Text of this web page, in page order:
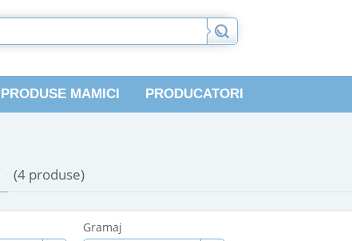
PRODUSE MAMICI PRODUCATORI
(4 produse)
Gramaj